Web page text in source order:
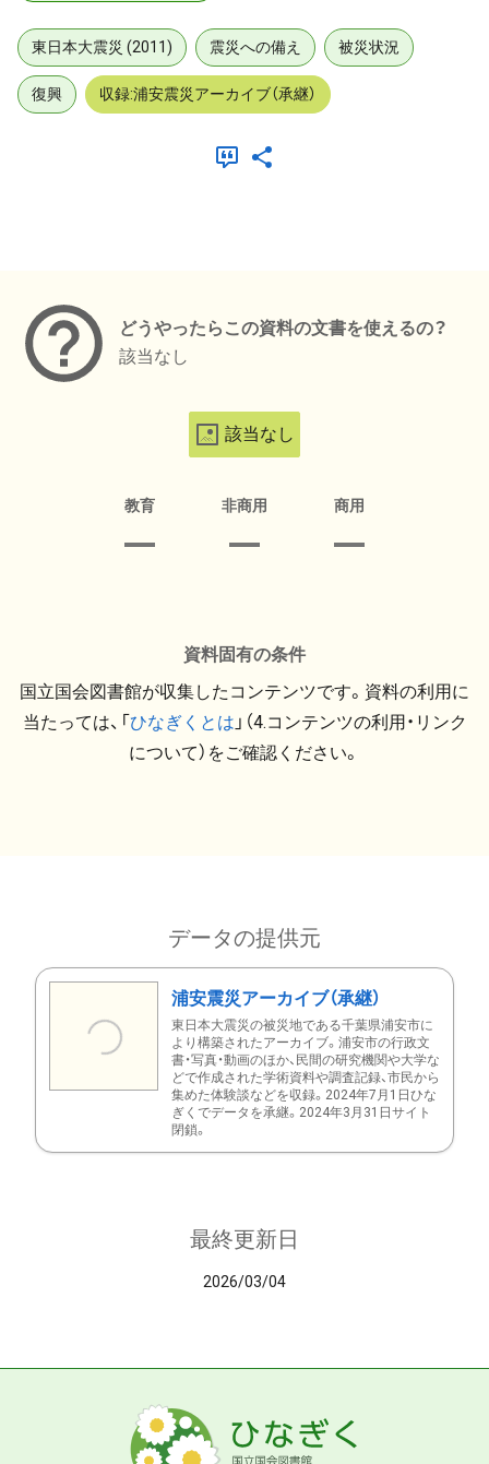
東日本大震災 (2011) 震災への備え 被災状況
復興 収録:浦安震災アーカイブ（承継）
どうやったらこの資料の文書を使えるの？
該当なし
該当なし
教育 非商用 商用
資料固有の条件
国立国会図書館が収集したコンテンツです。資料の利用に
当たっては、「ひなぎくとは 」（4.コンテンツの利用・リンク
について）をご確認ください。
データの提供元
浦安震災アーカイブ（承継）
東日本大震災の被災地である千葉県浦安市に
より構築されたアーカイブ。浦安市の行政文
書・写真・動画のほか、民間の研究機関や大学な
どで作成された学術資料や調査記録、市民から
集めた体験談などを収録。2024年7月1日ひな
ぎくでデータを承継。2024年3月31日サイト
閉鎖。
最終更新日
2026/03/04